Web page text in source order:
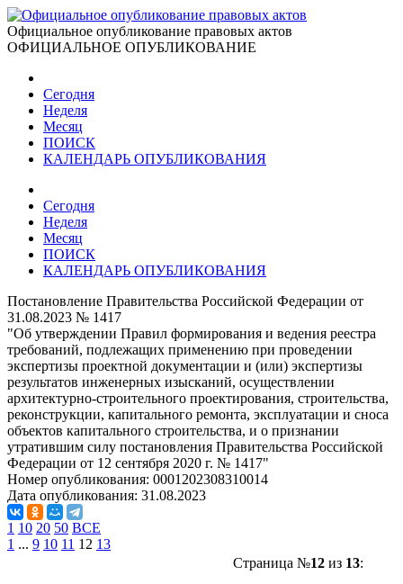
Официальное опубликование правовых актов
ОФИЦИАЛЬНОЕ ОПУБЛИКОВАНИЕ
Сегодня
Неделя
Месяц
ПОИСК
КАЛЕНДАРЬ ОПУБЛИКОВАНИЯ
Сегодня
Неделя
Месяц
ПОИСК
КАЛЕНДАРЬ ОПУБЛИКОВАНИЯ
Постановление Правительства Российской Федерации от
31.08.2023 № 1417
"Об утверждении Правил формирования и ведения реестра
требований, подлежащих применению при проведении
экспертизы проектной документации и (или) экспертизы
результатов инженерных изысканий, осуществлении
архитектурно-строительного проектирования, строительства,
реконструкции, капитального ремонта, эксплуатации и сноса
объектов капитального строительства, и о признании
утратившим силу постановления Правительства Российской
Федерации от 12 сентября 2020 г. № 1417"
Номер опубликования: 0001202308310014
Дата опубликования: 31.08.2023
1 10 20 50 ВСЕ
1 ... 9 10 11 12 13
Страница №12из 13: